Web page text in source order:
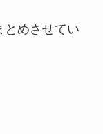
とめさせてい